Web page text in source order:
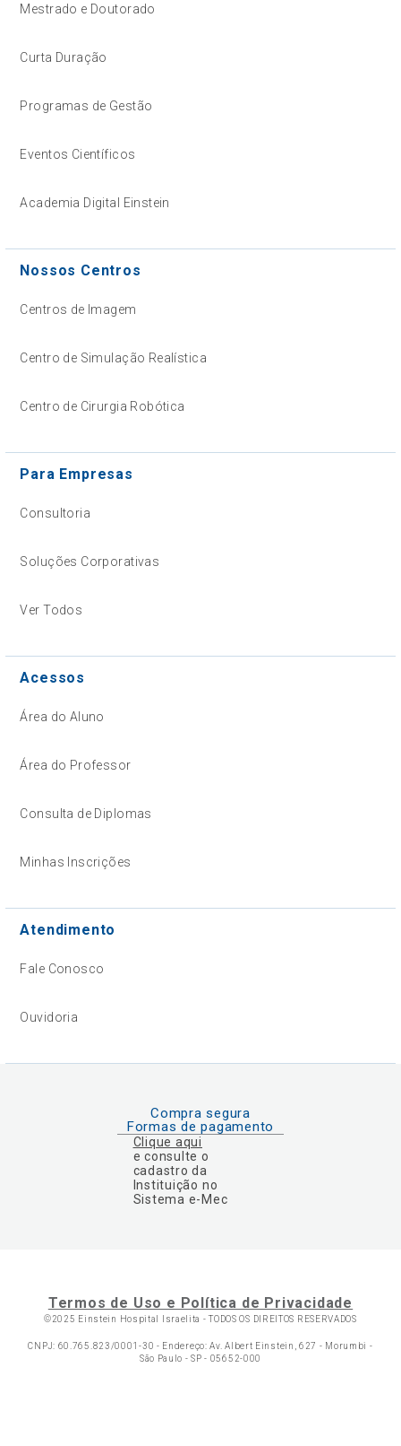
Mestrado e Doutorado
Curta Duração
Programas de Gestão
Eventos Científicos
Academia Digital Einstein
Nossos Centros
Centros de Imagem
Centro de Simulação Realística
Centro de Cirurgia Robótica
Para Empresas
Consultoria
Soluções Corporativas
Ver Todos
Acessos
Área do Aluno
Área do Professor
Consulta de Diplomas
Minhas Inscrições
Atendimento
Fale Conosco
Ouvidoria
Compra segura
Formas de pagamento
Clique aqui
e consulte o
cadastro da
Instituição no
Sistema e-Mec
Termos de Uso e Política de Privacidade
©2025 Einstein Hospital Israelita -TODOS OS DIREITOS RESERVADOS
CNPJ: 60.765.823/0001-30 - Endereço: Av. Albert Einstein, 627 - Morumbi -
São Paulo - SP - 05652-000